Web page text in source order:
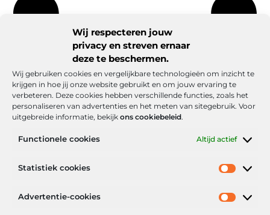
Wij respecteren jouw
privacy en streven ernaar
deze te beschermen.
Wij gebruiken cookies en vergelijkbare technologieën om inzicht te
krijgen in hoe jij onze website gebruikt en om jouw ervaring te
verbeteren. Deze cookies hebben verschillende functies, zoals het
personaliseren van advertenties en het meten van sitegebruik. Voor
uitgebreide informatie, bekijk ons cookiebeleid.
Functionele cookies Altijd actief
Statistiek cookies
Advertentie-cookies
Onze informatie